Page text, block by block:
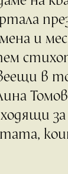
и
в